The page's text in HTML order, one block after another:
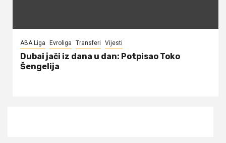
ABA Liga Evroliga Transferi Vijesti
Dubai jači iz dana u dan: Potpisao Toko
Šengelija